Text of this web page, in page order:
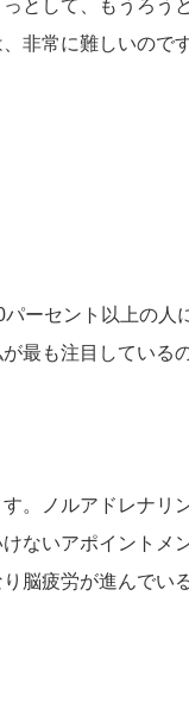
として、もうろう
非常に難しいのです
ーセント以上の人
最も注目している
。ノルアドレナリ
ないアポイントメ
脳疲労が進んでい